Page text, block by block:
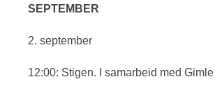
SEPTEMBER
2. september
12:00: Stigen. I samarbeid med